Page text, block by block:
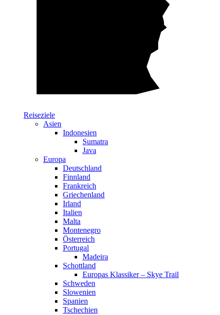
Reiseziele
Asien
Indonesien
Sumatra
Java
Europa
Deutschland
Finnland
Frankreich
Griechenland
Irland
Italien
Malta
Montenegro
Österreich
Portugal
Madeira
Schottland
Europas Klassiker – Skye Trail
Schweden
Slowenien
Spanien
Tschechien